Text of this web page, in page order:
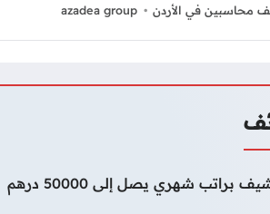
محاسبين في الأردن azadea group
براتب شهري يصل إلى 50000 درهم